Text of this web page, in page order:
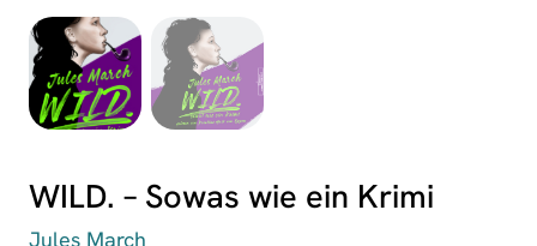
WILD. – Sowas wie ein Krimi
Jules March